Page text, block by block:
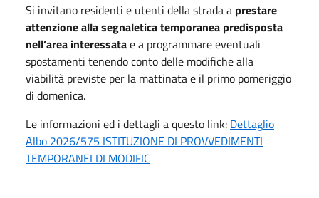
Si invitano residenti e utenti della strada a prestare
attenzione alla segnaletica temporanea predisposta
nell’area interessatae a programmare eventuali
spostamenti tenendo conto delle modifiche alla
viabilità previste per la mattinata e il primo pomeriggio
di domenica.
Le informazioni ed i dettagli a questo link: Dettaglio
Albo 2026/575 ISTITUZIONE DI PROVVEDIMENTI
TEMPORANEI DI MODIFIC